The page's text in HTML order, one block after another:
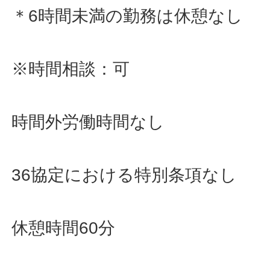
＊6時間未満の勤務は休憩なし
※時間相談：可
時間外労働時間なし
36協定における特別条項なし
休憩時間60分